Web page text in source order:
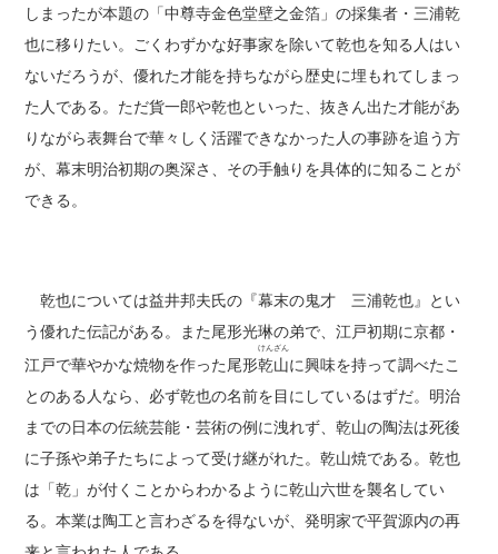
しまったが本題の「中尊寺金色堂壁之金箔」の採集者・三浦乾
也に移りたい。ごくわずかな好事家を除いて乾也を知る人はい
ないだろうが、優れた才能を持ちながら歴史に埋もれてしまっ
た人である。ただ貨一郎や乾也といった、抜きん出た才能があ
りながら表舞台で華々しく活躍できなかった人の事跡を追う方
が、幕末明治初期の奥深さ、その手触りを具体的に知ることが
できる。
乾也については益井邦夫氏の『幕末の鬼才 三浦乾也』とい
う優れた伝記がある。また尾形光琳の弟で、江戸初期に京都・
江戸で華やかな焼物を作った尾形乾山
けんざん
に興味を持って調べたこ
とのある人なら、必ず乾也の名前を目にしているはずだ。明治
までの日本の伝統芸能・芸術の例に洩れず、乾山の陶法は死後
に子孫や弟子たちによって受け継がれた。乾山焼である。乾也
は「乾」が付くことからわかるように乾山六世を襲名してい
る。本業は陶工と言わざるを得ないが、発明家で平賀源内の再